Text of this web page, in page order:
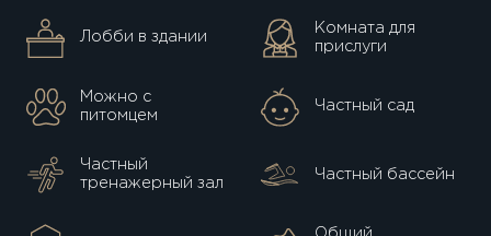
Лобби в здании
Комната для
прислуги
Можно с
питомцем
Частный сад
Частный
тренажерный зал
Частный бассейн